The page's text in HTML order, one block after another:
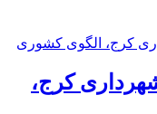
کرج،